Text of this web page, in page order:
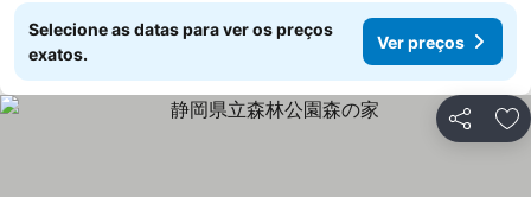
Selecione as datas para ver os preços
exatos.
Ver preços
Partilhar